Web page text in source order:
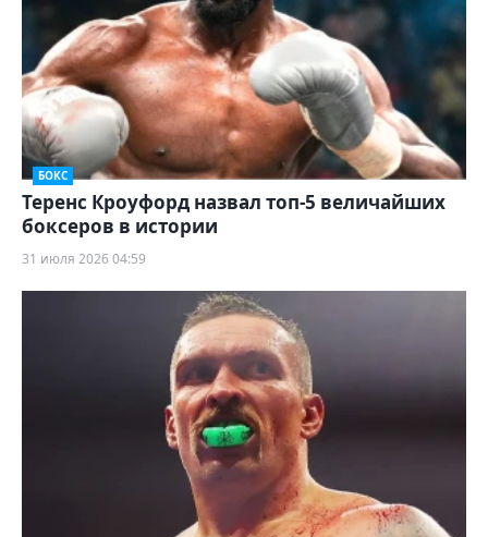
БОКС
Теренс Кроуфорд назвал топ-5 величайших
боксеров в истории
31 июля 2026 04:59